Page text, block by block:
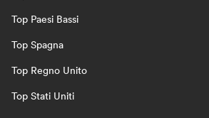
Top Paesi Bassi
Top Spagna
Top Regno Unito
Top Stati Uniti